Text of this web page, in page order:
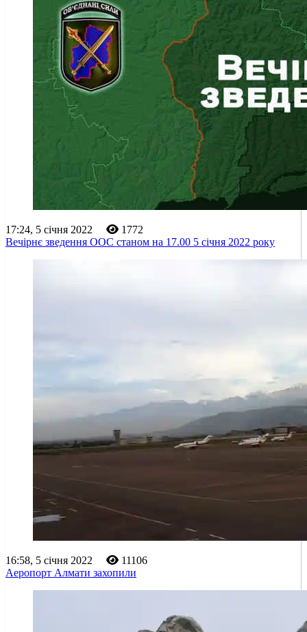
17:24, 5 січня 2022
1772
Вечірнє зведення ООС станом на 17.00 5 січня 2022 року
16:58, 5 січня 2022
11106
Аеропорт Алмати захопили